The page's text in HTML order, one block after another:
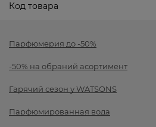
Код товара
Парфюмерия до -50%
-50% на обраний асортимент
Гарячий сезон у WATSONS
Парфюмированная вода